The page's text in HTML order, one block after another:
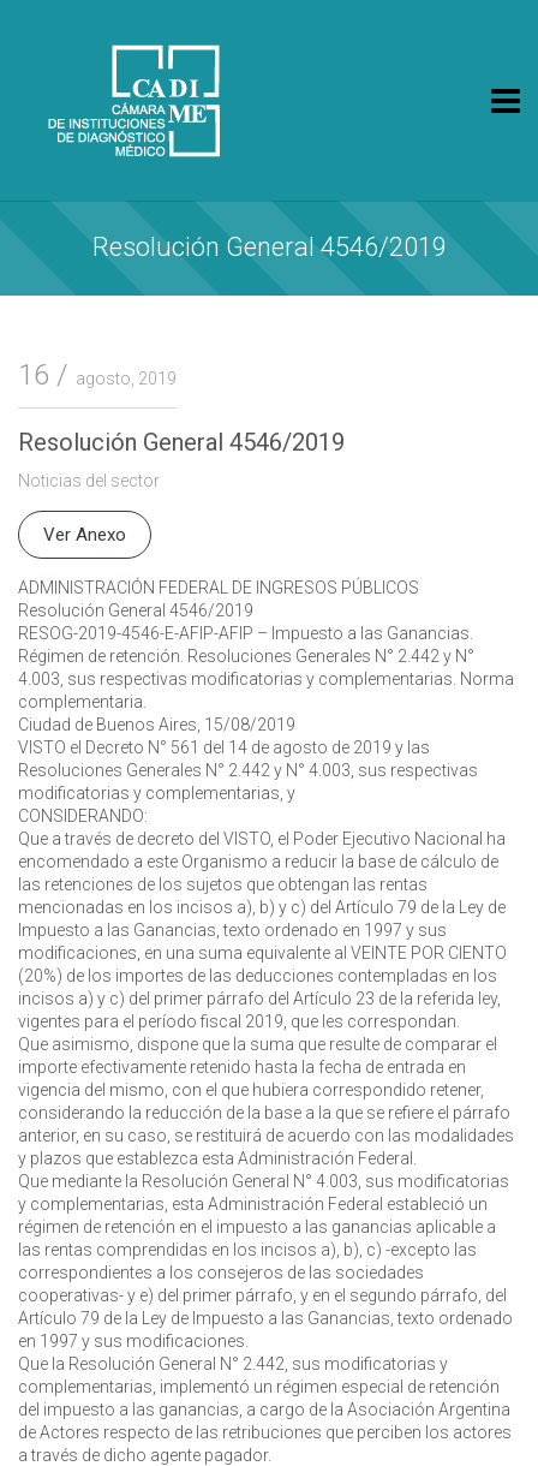
CA.DI.ME.
Cámara de Instituciones de Diagnóstico Médico
Resolución General 4546/2019
16 agosto, 2019
Resolución General 4546/2019
Noticias del sector
Ver Anexo
ADMINISTRACIÓN FEDERAL DE INGRESOS PÚBLICOS
Resolución General 4546/2019
RESOG-2019-4546-E-AFIP-AFIP – Impuesto a las Ganancias.
Régimen de retención. Resoluciones Generales N° 2.442 y N°
4.003, sus respectivas modificatorias y complementarias. Norma
complementaria.
Ciudad de Buenos Aires, 15/08/2019
VISTO el Decreto N° 561 del 14 de agosto de 2019 y las
Resoluciones Generales N° 2.442 y N° 4.003, sus respectivas
modificatorias y complementarias, y
CONSIDERANDO:
Que a través de decreto del VISTO, el Poder Ejecutivo Nacional ha
encomendado a este Organismo a reducir la base de cálculo de
las retenciones de los sujetos que obtengan las rentas
mencionadas en los incisos a), b) y c) del Artículo 79 de la Ley de
Impuesto a las Ganancias, texto ordenado en 1997 y sus
modificaciones, en una suma equivalente al VEINTE POR CIENTO
(20%) de los importes de las deducciones contempladas en los
incisos a) y c) del primer párrafo del Artículo 23 de la referida ley,
vigentes para el período fiscal 2019, que les correspondan.
Que asimismo, dispone que la suma que resulte de comparar el
importe efectivamente retenido hasta la fecha de entrada en
vigencia del mismo, con el que hubiera correspondido retener,
considerando la reducción de la base a la que se refiere el párrafo
anterior, en su caso, se restituirá de acuerdo con las modalidades
y plazos que establezca esta Administración Federal.
Que mediante la Resolución General N° 4.003, sus modificatorias
y complementarias, esta Administración Federal estableció un
régimen de retención en el impuesto a las ganancias aplicable a
las rentas comprendidas en los incisos a), b), c) -excepto las
correspondientes a los consejeros de las sociedades
cooperativas- y e) del primer párrafo, y en el segundo párrafo, del
Artículo 79 de la Ley de Impuesto a las Ganancias, texto ordenado
en 1997 y sus modificaciones.
Que la Resolución General N° 2.442, sus modificatorias y
complementarias, implementó un régimen especial de retención
del impuesto a las ganancias, a cargo de la Asociación Argentina
de Actores respecto de las retribuciones que perciben los actores
a través de dicho agente pagador.